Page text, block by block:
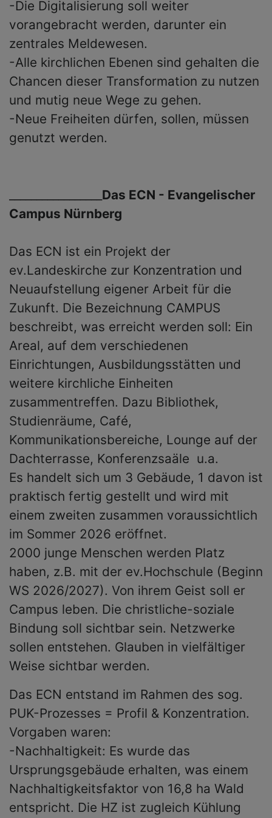
-Die Digitalisierung soll weiter
vorangebracht werden, darunter ein
zentrales Meldewesen.
-Alle kirchlichen Ebenen sind gehalten die
Chancen dieser Transformation zu nutzen
und mutig neue Wege zu gehen.
-Neue Freiheiten dürfen, sollen, müssen
genutzt werden.
Das ECN - Evangelischer
Campus Nürnberg
Das ECN ist ein Projekt der
ev.Landeskirche zur Konzentration und
Neuaufstellung eigener Arbeit für die
Zukunft. Die Bezeichnung CAMPUS
beschreibt, was erreicht werden soll: Ein
Areal, auf dem verschiedenen
Einrichtungen, Ausbildungsstätten und
weitere kirchliche Einheiten
zusammentreffen. Dazu Bibliothek,
Studienräume, Café,
Kommunikationsbereiche, Lounge auf der
Dachterrasse, Konferenzsaäle u.a.
Es handelt sich um 3 Gebäude, 1 davon ist
praktisch fertig gestellt und wird mit
einem zweiten zusammen voraussichtlich
im Sommer 2026 eröffnet.
2000 junge Menschen werden Platz
haben, z.B. mit der ev.Hochschule (Beginn
WS 2026/2027). Von ihrem Geist soll er
Campus leben. Die christliche-soziale
Bindung soll sichtbar sein. Netzwerke
sollen entstehen. Glauben in vielfältiger
Weise sichtbar werden.
Das ECN entstand im Rahmen des sog.
PUK-Prozesses = Profil & Konzentration.
Vorgaben waren:
-Nachhaltigkeit: Es wurde das
Ursprungsgebäude erhalten, was einem
Nachhaltigkeitsfaktor von 16,8 ha Wald
entspricht. Die HZ ist zugleich Kühlung